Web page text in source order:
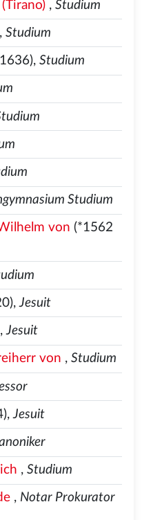
, Studium
Studium
Studium
Studium
von (*1562
Jesuit
Jesuit
von , Studium
Jesuit
, Studium
, Notar Prokurator